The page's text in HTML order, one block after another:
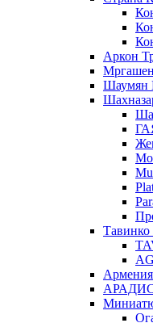
Аркон
Мргашен
Шаумян